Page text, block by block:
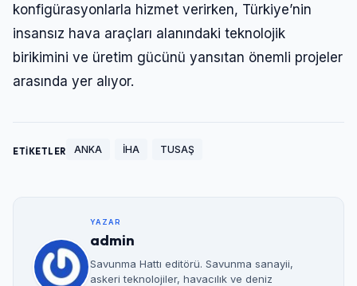
konfigürasyonlarla hizmet verirken, Türkiye’nin
insansız hava araçları alanındaki teknolojik
birikimini ve üretim gücünü yansıtan önemli projeler
arasında yer alıyor.
ETİKETLER ANKA İHA TUSAŞ
YAZAR
admin
Savunma Hattı editörü. Savunma sanayii,
askeri teknolojiler, havacılık ve deniz